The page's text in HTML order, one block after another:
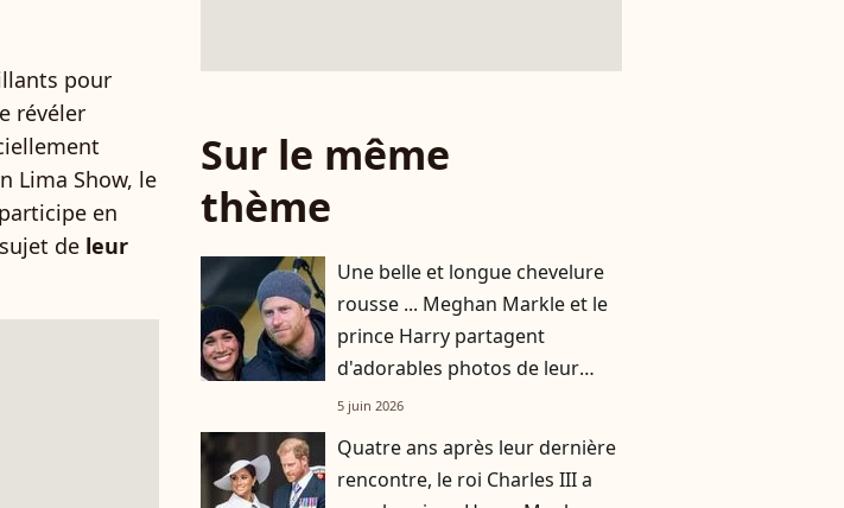
pour
révéler
Lima Show, le
en
de leur
Sur le même
thème
Une belle et longue chevelure
rousse ... Meghan Markle et le
prince Harry partagent
d'adorables photos de leur
petite fille Lilibet
5 juin 2026
Quatre ans après leur dernière
rencontre, le roi Charles III a